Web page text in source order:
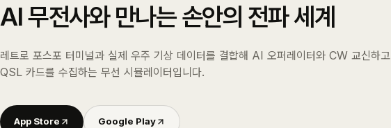
AI 무전사와 만나는 손안의 전파 세계
레트로 포스포 터미널과 실제 우주 기상 데이터를 결합해 AI 오퍼레이터와 CW 교신하고
QSL 카드를 수집하는 무선 시뮬레이터입니다.
App Store Google Play